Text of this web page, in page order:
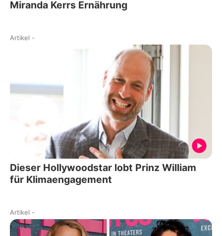
Miranda Kerrs Ernährung
Artikel -
Dieser Hollywoodstar lobt Prinz William
für Klimaengagement
Artikel -